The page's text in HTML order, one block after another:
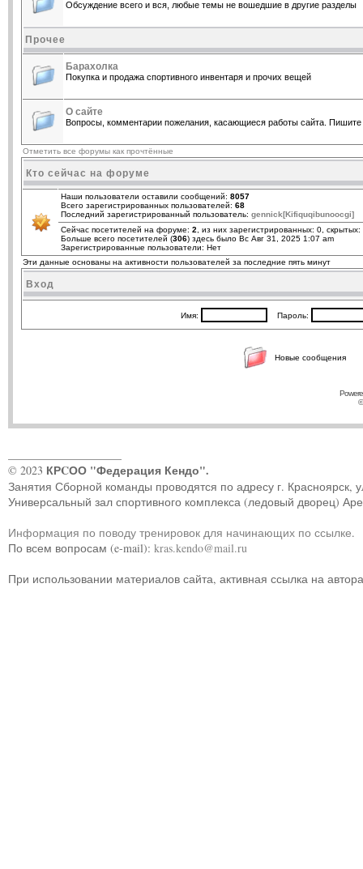
Обсуждение всего и вся, любые темы не вошедшие в другие разделы
Прочее
Барахолка
Покупка и продажа спортивного инвентаря и прочих вещей
О сайте
Вопросы, комментарии пожелания, касающиеся работы сайта.
Отметить все форумы как прочтённые
Кто сейчас на форуме
Наши пользователи оставили сообщений: 8057
Всего зарегистрированных пользователей: 68
Последний зарегистрированный пользователь: gennick[Kifiquqibunoocgi]
Сейчас посетителей на форуме: 2 , из них зарегистрированных: 0,
Больше всего посетителей (306) здесь было Вс Авг 31, 2025 1:07 am
Зарегистрированные пользователи: Нет
Эти данные основаны на активности пользователей за последние пять минут
Вход
Имя: Пароль:
Новые сообщения
© 2023 КРCОО "Федерация Кендо".
Занятия Сборной команды проводятся по адресу г. Красноярск,
Универсальный зал спортивного комплекса (ледовый дворец)
Информация по поводу тренировок для начинающих по ссылке.
По всем вопросам (e-mail): kras.kendo@mail.ru
При использовании материалов сайта, активная ссылка на